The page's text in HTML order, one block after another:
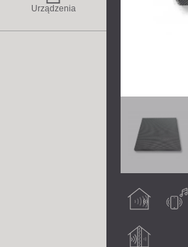
Urządzenia
akustyczna
powietrzny
akustyczna